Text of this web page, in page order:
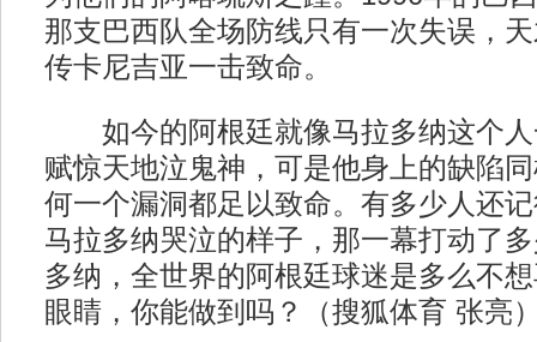
那支巴西队全场防线只有一次失误，
传卡尼吉亚一击致命。
如今的阿根廷就像马拉多纳这个人
赋惊天地泣鬼神，可是他身上的缺陷
何一个漏洞都足以致命。有多少人还
马拉多纳哭泣的样子，那一幕打动了
多纳，全世界的阿根廷球迷是多么不
眼睛，你能做到吗？（搜狐体育 张亮